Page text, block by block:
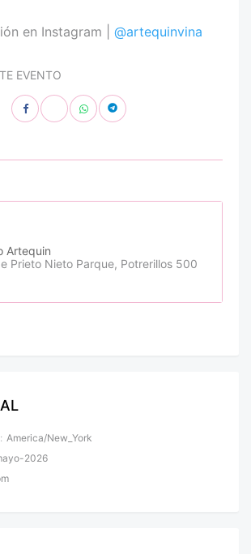
en Instagram | @artequinvina
EVENTO
Artequin
Prieto Nieto Parque, Potrerillos 500
America/New_York
2026